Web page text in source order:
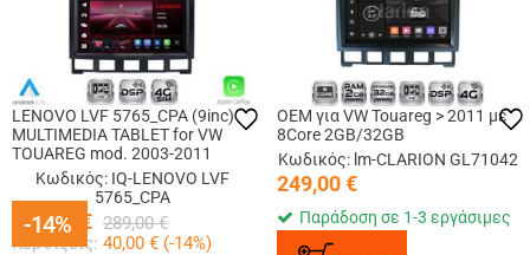
-14%
LENOVO LVF 5765_CPA (9inc)
MULTIMEDIA TABLET for VW
TOUAREG mod. 2003-2011
Κωδικός: IQ-LENOVO LVF
5765_CPA
249,00 € 289,00 €
Κερδίζεις: 40,00 € (-14%)
-14%
OEM για VW Touareg > 2011 με
8Core 2GB/32GB
Κωδικός: lm-CLARION GL71042
249,00€
Παράδοση σε 1-3 εργάσιμες